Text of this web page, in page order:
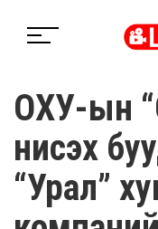
ОХУ-ын
нисэх
“Урал”